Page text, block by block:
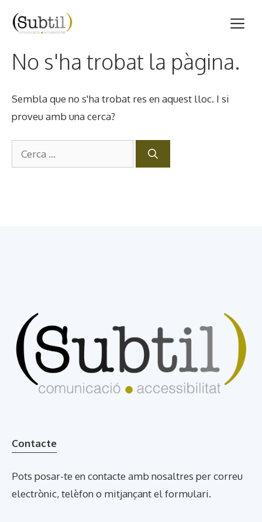
No s'ha trobat la pàgina.
Sembla que no s'ha trobat res en aquest lloc. I si
proveu amb una cerca?
Cerca:
Contacte
Pots posar-te en contacte amb nosaltres per correu
electrònic, telèfon o mitjançant el formulari.